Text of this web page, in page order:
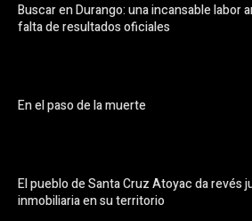
Buscar en Durango: una incansable labor
falta de resultados oficiales
En el paso de la muerte
El pueblo de Santa Cruz Atoyac da revés
inmobiliaria en su territorio